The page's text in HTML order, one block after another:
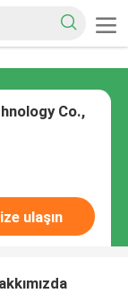
Co.,
ulaşın